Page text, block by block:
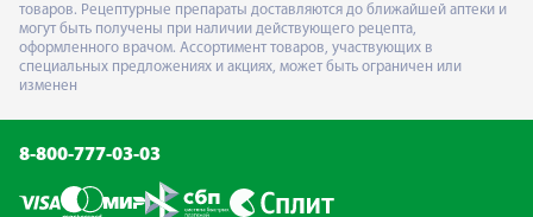
товаров. Рецептурные препараты доставляются до ближайшей аптеки и
могут быть получены при наличии действующего рецепта,
оформленного врачом. Ассортимент товаров, участвующих в
специальных предложениях и акциях, может быть ограничен или
изменен
8-800-777-03-03